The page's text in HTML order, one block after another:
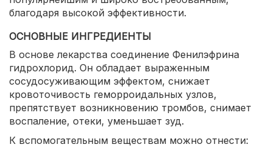
благодаря высокой эффективности.
ОСНОВНЫЕ ИНГРЕДИЕНТЫ
В основе лекарства соединение Фенилэфрина
гидрохлорид. Он обладает выраженным
сосудосуживающим эффектом, снижает
кровоточивость геморроидальных узлов,
препятствует возникновению тромбов, снимает
воспаление, отеки, уменьшает зуд.
К вспомогательным веществам можно отнести: